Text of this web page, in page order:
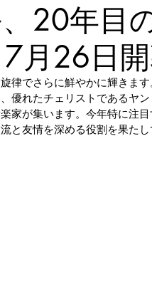
20年目
月26日開
律でさらに鮮やかに輝きま
優れたチェリストであるヤ
家が集います。今年特に注
と友情を深める役割を果たし